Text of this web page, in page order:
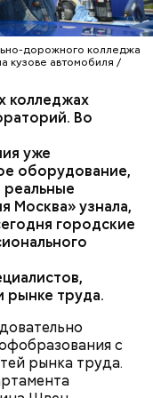
дорожного колледжа
кузове автомобиля /
колледжах
Во
уже
оборудование,
Москва» узнала,
городские
рынке труда.
с
рынка труда.
все
теперь
повысить
полторы
Ирина Швец
полностью
колледжей, в
где будут
—
что отлично